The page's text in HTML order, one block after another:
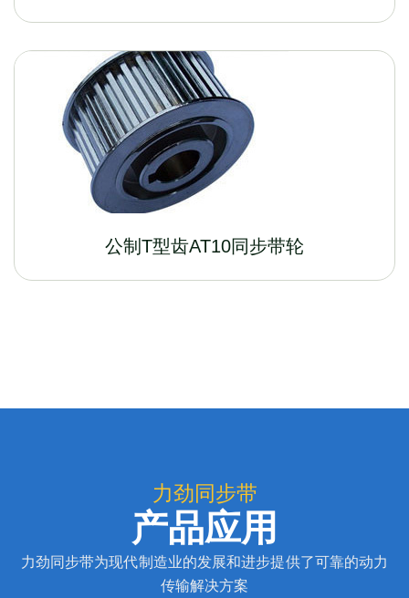
公制T型齿AT10同步带轮
力劲同步带
产品应用
力劲同步带为现代制造业的发展和进步提供了可靠的动力
传输解决方案